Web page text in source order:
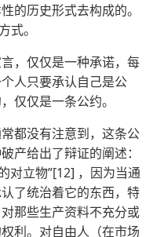
的历史形式去构成的。
式。
，仅仅是一种承诺，每
人只要承认自己是公
仅仅是一条公约。
都没有注意到，这条公
产给出了辩证的阐述：
对立物”[12] ，因为当通
了统治着它的东西，特
那些生产资料不充分或
利。对自由人（在市场